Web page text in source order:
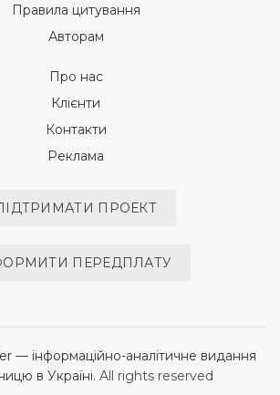
Правила цитування
Авторам
Про нас
Клієнти
Контакти
Реклама
ПРОЕКТ
ПЕРЕДПЛАТУ
— інформаційно-аналітичне видання
в Україні. All rights reserved